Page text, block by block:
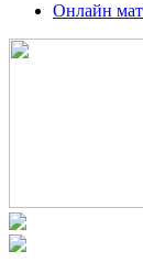
Онлайн